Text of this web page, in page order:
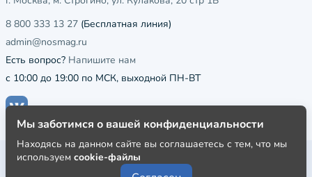
8 800 333 13 27 (Бесплатная линия)
admin@nosmag.ru
Есть вопрос? Напишите нам
с 10:00 до 19:00 по МСК, выходной ПН-ВТ
Публичная оферта
Мы заботимся о вашей конфиденциальности
Находясь на данном сайте вы соглашаетесь с тем, что мы
используем cookie-файлы